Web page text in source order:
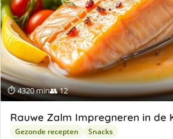
⏱ 4320 min👥 12
Rauwe Zalm Impregneren in de
Gezonde recepten Snacks